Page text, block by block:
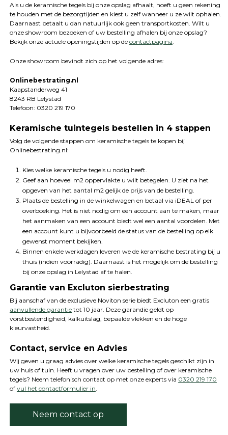
Als u de keramische tegels bij onze opslag afhaalt, hoeft u geen rekening
te houden met de bezorgtijden en kiest u zelf wanneer u ze wilt ophalen.
Daarnaast betaalt u dan natuurlijk ook geen transportkosten. Wilt u
onze showroom bezoeken of uw bestelling afhalen bij onze opslag?
Bekijk onze actuele openingstijden op de contactpagina.
Onze showroom bevindt zich op het volgende adres:
Onlinebestrating.nl
Kaapstanderweg 41
8243 RB Lelystad
Telefoon: 0320 219 170
Keramische tuintegels bestellen in 4 stappen
Volg de volgende stappen om keramische tegels te kopen bij
Onlinebestrating.nl:
Kies welke keramische tegels u nodig heeft.
Geef aan hoeveel m2 oppervlakte u wilt betegelen. U ziet na het
opgeven van het aantal m2 gelijk de prijs van de bestelling.
Plaats de bestelling in de winkelwagen en betaal via iDEAL of per
overboeking. Het is niet nodig om een account aan te maken, maar
het aanmaken van een account biedt wel een aantal voordelen. Met
een account kunt u bijvoorbeeld de status van de bestelling op elk
gewenst moment bekijken.
Binnen enkele werkdagen leveren we de keramische bestrating bij u
thuis (indien voorradig). Daarnaast is het mogelijk om de bestelling
bij onze opslag in Lelystad af te halen.
Garantie van Excluton sierbestrating
Bij aanschaf van de exclusieve Noviton serie biedt Excluton een gratis
aanvullende garantietot 10 jaar. Deze garandie geldt op
vorstbestendigheid, kalkuitslag, bepaalde vlekken en de hoge
kleurvastheid.
Contact, service en Advies
Wij geven u graag advies over welke keramische tegels geschikt zijn in
uw huis of tuin. Heeft u vragen over uw bestelling of over keramische
tegels? Neem telefonisch contact op met onze experts via 0320 219 170
of vul het contactformulier in.
Neem contact op